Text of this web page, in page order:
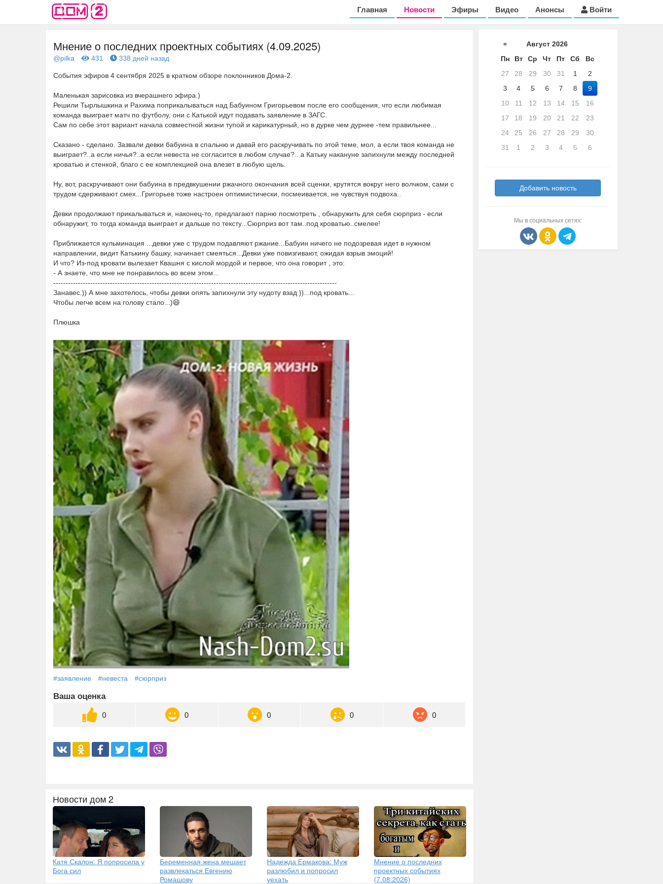
Главная Новости Эфиры Видео Анонсы Войти
Мнение о последних проектных событиях (4.09.2025)
@pilka 431 338 дней назад
События эфиров 4 сентября 2025 в кратком обзоре поклонников Дома-2.
Маленькая зарисовка из вчерашнего эфира.)
Решили Тырлышкина и Рахима поприкалываться над Бабуином Григорьевом после его сообщения, что если любимая
команда выиграет матч по футболу, они с Катькой идут подавать заявление в ЗАГС.
Сам по себе этот вариант начала совместной жизни тупой и карикатурный, но в дурке чем дурнее -тем правильнее...
Сказано - сделано. Зазвали девки бабуина в спальню и давай его раскручивать по этой теме, мол, а если твоя команда не
выиграет?..а если ничья?..а если невеста не согласится в любом случае?.. а Катьку накануне запихнули между последней
кроватью и стенкой, благо с ее комплекцией она влезет в любую щель.
Ну, вот, раскручивают они бабуина в предвкушении ржачного окончания всей сценки, крутятся вокруг него волчком, сами с
трудом сдерживают смех...Григорьев тоже настроен оптимистически, посмеивается, не чувствуя подвоха..
Девки продолжают прикалываться и, наконец-то, предлагают парню посмотреть , обнаружить для себя сюрприз - если
обнаружит, то тогда команда выиграет и дальше по тексту...Сюрприз вот там..под кроватью..смелее!
Приближается кульминация ...девки уже с трудом подавляют ржание...Бабуин ничего не подозревая идет в нужном
направлении, видит Катькину башку, начинает смеяться...Девки уже повизгивают, ожидая взрыв эмоций!
И что? Из-под кровати вылезает Квашня с кислой мордой и первое, что она говорит , это:
- А знаете, что мне не понравилось во всем этом...
-------------------------------------------------------------------------------------------------------------------
Занавес.)) А мне захотелось, чтобы девки опять запихнули эту нудоту взад ))...под кровать...
Чтобы легче всем на голову стало...)😄
Плюшка
#заявление #невеста #сюрприз
Ваша оценка
0 0 0 0 0
Новости дом 2
Катя Скалон: Я попросила у
Бога сил
Беременная жена мешает
развлекаться Евгению
Ромашову
Надежда Ермакова: Муж
разлюбил и попросил
уехать
Мнение о последних
проектных событиях
(7.08.2026)
«
Август 2026
Пн
Вт Ср Чт Пт Сб
Вс
27
28 29 30 31 1
2
3
4 5 6 7 8
9
10
11 12 13 14 15
16
17
18 19 20 21 22
23
24
25 26 27 28 29
30
31
1 2 3 4 5 6
Добавить новость
Мы в социальных сетях: